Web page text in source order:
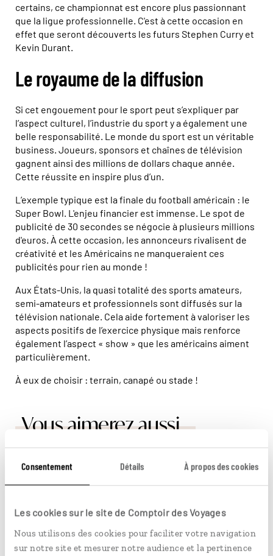
Consentement Détails À propos des cookies
Les cookies sur le site de Comptoir des Voyages
Nous utilisons des cookies pour faciliter votre navigation
sur notre site et mesurer notre audience et la pertinence
certains, ce championnat est encore plus passionnant
que la ligue professionnelle. C'est à cette occasion en
effet que seront découverts les futurs Stephen Curry et
Kevin Durant.
Le royaume de la diffusion
Si cet engouement pour le sport peut s’expliquer par
l’aspect culturel, l’industrie du sport y a également une
belle responsabilité. Le monde du sport est un véritable
business. Joueurs, sponsors et chaînes de télévision
gagnent ainsi des millions de dollars chaque année.
Cette réussite en inspire plus d’un.
L’exemple typique est la finale du football américain : le
Super Bowl. L'enjeu financier est immense. Le spot de
publicité de 30 secondes se négocie à plusieurs millions
d'euros. À cette occasion, les annonceurs rivalisent de
créativité et les Américains ne manqueraient ces
publicités pour rien au monde !
Aux États-Unis, la quasi totalité des sports amateurs,
semi-amateurs et professionnels sont diffusés sur la
télévision nationale. Cela aide fortement à valoriser les
aspects positifs de l’exercice physique mais renforce
également l’aspect « show » que les américains aiment
particulièrement.
À eux de choisir : terrain, canapé ou stade !
Vous aimerez aussi...
© Aurora/hemis